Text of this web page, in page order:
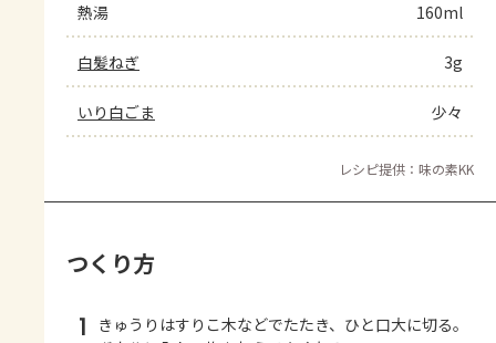
熱湯 160ml
白髪ねぎ 3g
いり白ごま 少々
レシピ提供：味の素KK
つくり方
1
きゅうりはすりこ木などでたたき、ひと口大に切る。